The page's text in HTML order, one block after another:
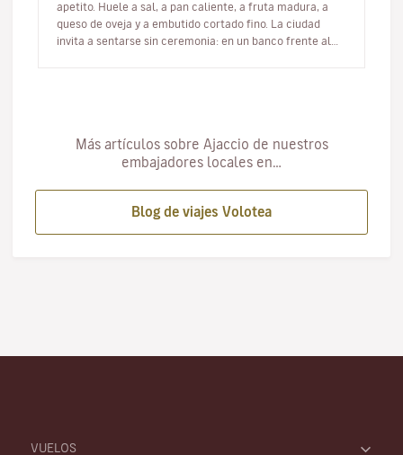
apetito. Huele a sal, a pan caliente, a fruta madura, a
queso de oveja y a embutido cortado fino. La ciudad
invita a sentarse sin ceremonia: en un banco frente al
Más artículos sobre Ajaccio de nuestros
embajadores locales en…
Blog de viajes Volotea
VUELOS